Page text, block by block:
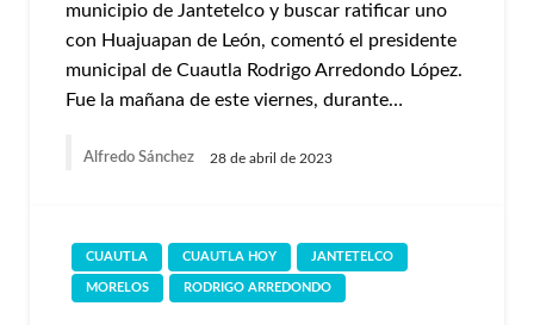
municipio de Jantetelco y buscar ratificar uno
con Huajuapan de León, comentó el presidente
municipal de Cuautla Rodrigo Arredondo López.
Fue la mañana de este viernes, durante…
Alfredo Sánchez 28 de abril de 2023
CUAUTLA CUAUTLA HOY JANTETELCO
MORELOS RODRIGO ARREDONDO